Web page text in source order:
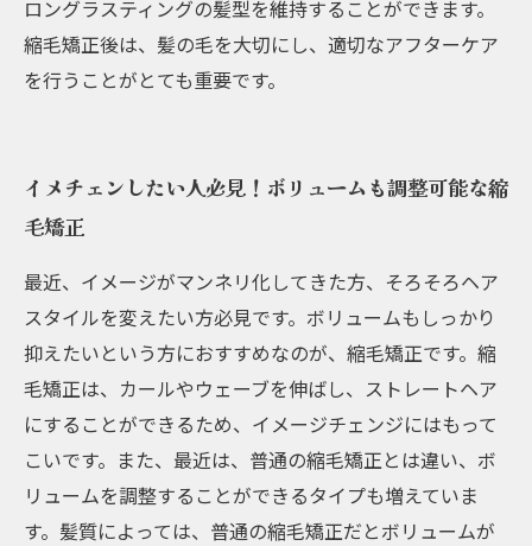
ロングラスティングの髪型を維持することができます。
縮毛矯正後は、髪の毛を大切にし、適切なアフターケア
を行うことがとても重要です。
イメチェンしたい人必見！ボリュームも調整可能な縮
毛矯正
最近、イメージがマンネリ化してきた方、そろそろヘア
スタイルを変えたい方必見です。ボリュームもしっかり
抑えたいという方におすすめなのが、縮毛矯正です。縮
毛矯正は、カールやウェーブを伸ばし、ストレートヘア
にすることができるため、イメージチェンジにはもって
こいです。また、最近は、普通の縮毛矯正とは違い、ボ
リュームを調整することができるタイプも増えていま
す。髪質によっては、普通の縮毛矯正だとボリュームが